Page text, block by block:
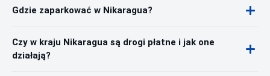
Gdzie zaparkować w Nikaragua?
Czy w kraju Nikaragua są drogi płatne i jak one
działają?